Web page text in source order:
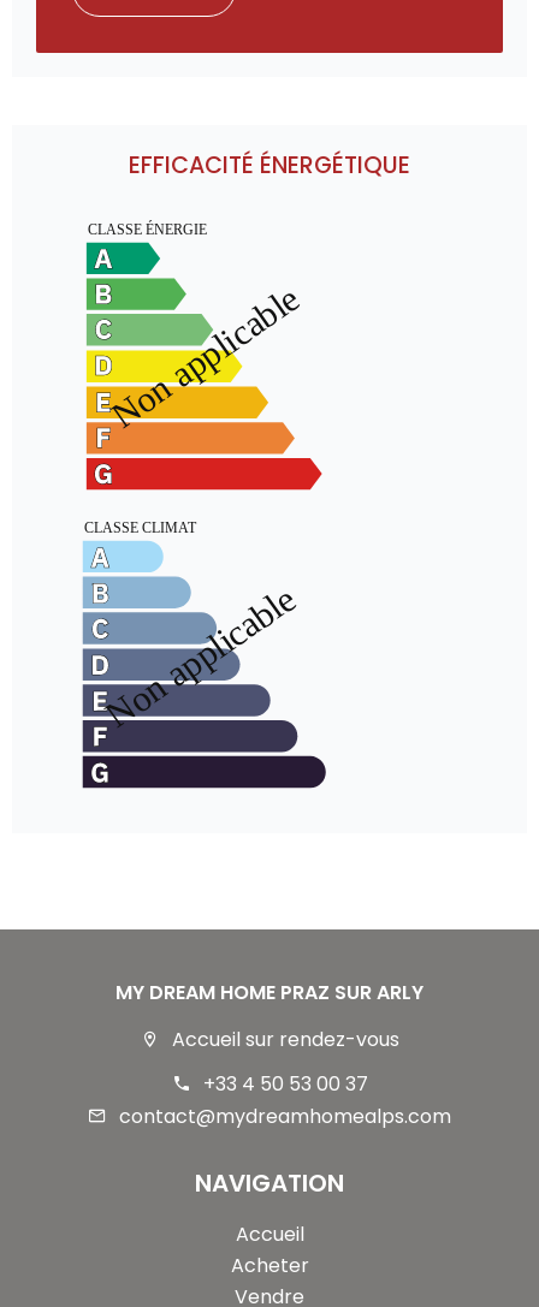
EFFICACITÉ ÉNERGÉTIQUE
MY DREAM HOME PRAZ SUR ARLY
Accueil sur rendez-vous
+33 4 50 53 00 37
contact@mydreamhomealps.com
NAVIGATION
Accueil
Acheter
Vendre